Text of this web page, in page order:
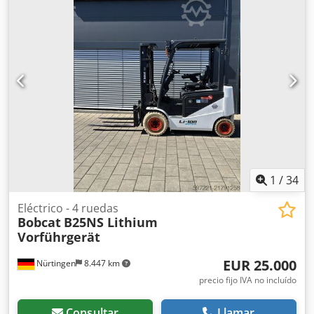
1 /34
Nürtingen 8.447 km
Eléctrico - 4 ruedas
Bobcat B25NS Lithium
Vorführgerät
EUR 25.000
precio fijo IVA no incluído